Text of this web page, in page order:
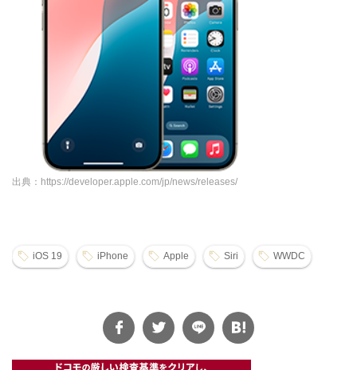
出典：https://developer.apple.com/jp/news/releases/
iOS 19 iPhone Apple Siri WWDC